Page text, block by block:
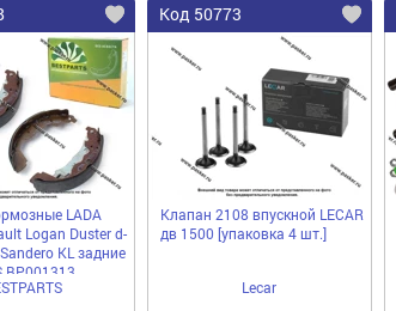
LADA
Logan Duster d-
KL задние
BP001313
Код 50773
Клапан 2108 впускной LECAR
дв 1500 [упаковка 4 шт.]
Lecar